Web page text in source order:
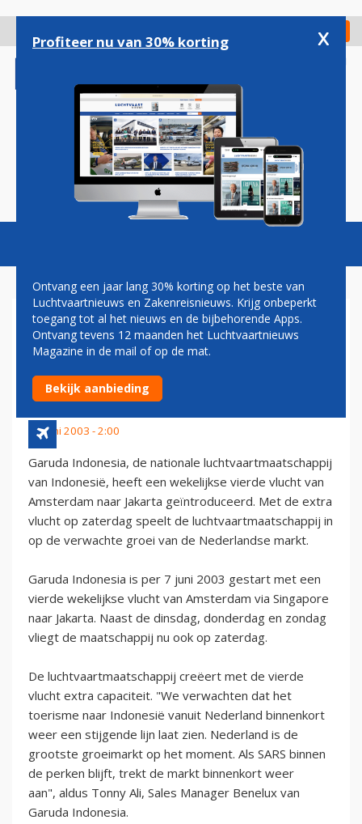
gaan
Check in
Magazine Podcasts Vacatures
VIERDE VLUCHT GARUDA
INDONESIA VANAF
AMSTERDAM
12 juni 2003 - 2:00
Garuda Indonesia, de nationale luchtvaartmaatschappij
van Indonesië, heeft een wekelijkse vierde vlucht van
Amsterdam naar Jakarta geïntroduceerd. Met de extra
vlucht op zaterdag speelt de luchtvaartmaatschappij in
op de verwachte groei van de Nederlandse markt.
Garuda Indonesia is per 7 juni 2003 gestart met een
vierde wekelijkse vlucht van Amsterdam via Singapore
naar Jakarta. Naast de dinsdag, donderdag en zondag
vliegt de maatschappij nu ook op zaterdag.
De luchtvaartmaatschappij creëert met de vierde
vlucht extra capaciteit. "We verwachten dat het
toerisme naar Indonesië vanuit Nederland binnenkort
weer een stijgende lijn laat zien. Nederland is de
grootste groeimarkt op het moment. Als SARS binnen
de perken blijft, trekt de markt binnenkort weer
aan", aldus Tonny Ali, Sales Manager Benelux van
Garuda Indonesia.
Profiteer nu van 30% korting x
Ontvang een jaar lang 30% korting op het beste van
Luchtvaartnieuws en Zakenreisnieuws. Krijg onbeperkt
toegang tot al het nieuws en de bijbehorende Apps.
Ontvang tevens 12 maanden het Luchtvaartnieuws
Magazine in de mail of op de mat.
Bekijk aanbieding